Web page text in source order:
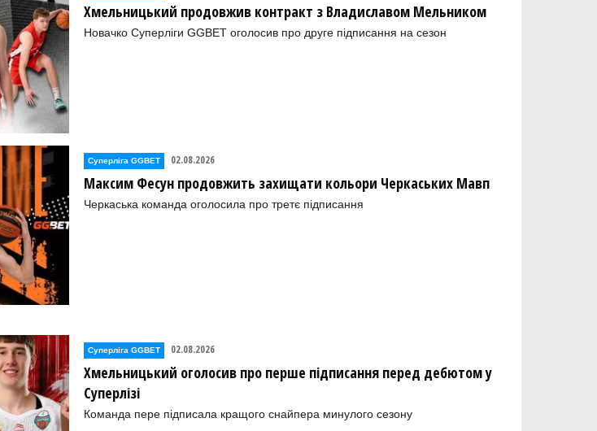
Хмельницький продовжив контракт з Владиславом Мельником
Новачко Суперліги GGBET оголосив про друге підписання на сезон
Суперліга GGBET 02.08.2026
Максим Фесун продовжить захищати кольори Черкаських Мавп
Черкаська команда оголосила про третє підписання
Суперліга GGBET 02.08.2026
Хмельницький оголосив про перше підписання перед дебютом у
Суперлізі
Команда пере підписала кращого снайпера минулого сезону